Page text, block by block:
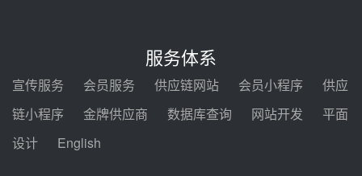
2026-2029年熔盐介质框架协议
中能建华中试研院中标重能新疆
100MW光热项目机组调试及性能
服务体系
宣传服务 会员服务 供应链网站 会员小程序
供应
链小程序
金牌供应商 数据库查询 网站开发
平面
设计
English